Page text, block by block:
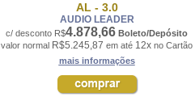
AL - 3.0
AUDIO LEADER
c/ desconto R$4.878,66 Boleto/Depósito
valor normal R$5.245,87 em até 12x no Cartão
mais informações